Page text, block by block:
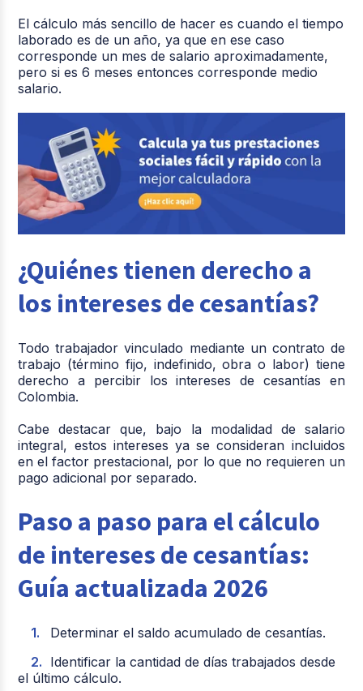
El cálculo más sencillo de hacer es cuando el tiempo
laborado es de un año, ya que en ese caso
corresponde un mes de salario aproximadamente,
pero si es 6 meses entonces corresponde medio
salario.
¿Quiénes tienen derecho a
los intereses de cesantías?
Todo trabajador vinculado mediante un contrato de
trabajo (término fijo, indefinido, obra o labor) tiene
derecho a percibir los intereses de cesantías en
Colombia.
Cabe destacar que, bajo la modalidad de salario
integral, estos intereses ya se consideran incluidos
en el factor prestacional, por lo que no requieren un
pago adicional por separado.
Paso a paso para el cálculo
de intereses de cesantías:
Guía actualizada 2026
Determinar el saldo acumulado de cesantías.
Identificar la cantidad de días trabajados desde
el último cálculo.